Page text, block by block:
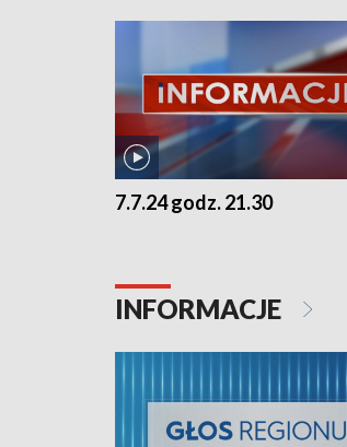
7.7.24 godz. 21.30
INFORMACJE